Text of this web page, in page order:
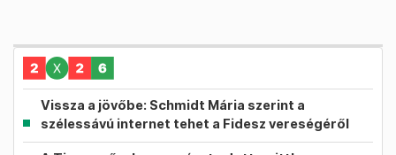
Vissza a jövőbe: Schmidt Mária szerint a
szélessávú internet tehet a Fidesz vereségéről